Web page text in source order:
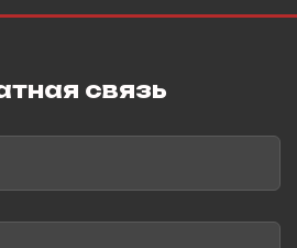
связь